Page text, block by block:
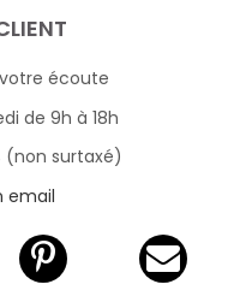
écoute
de 9h à 18h
(non surtaxé)
email